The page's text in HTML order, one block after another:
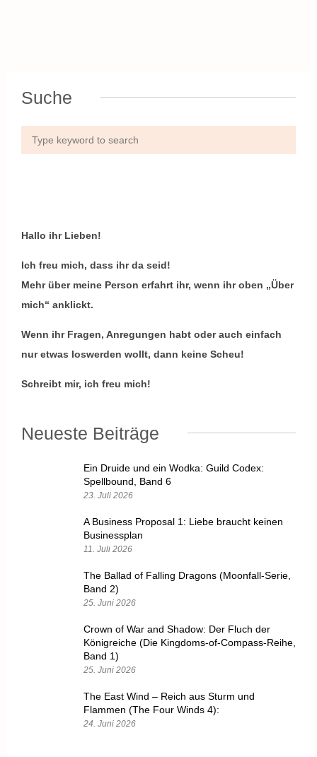
Suche
Hallo ihr Lieben!
Ich freu mich, dass ihr da seid!
Mehr über meine Person erfahrt ihr, wenn ihr oben „Über
mich“ anklickt.
Wenn ihr Fragen, Anregungen habt oder auch einfach
nur etwas loswerden wollt, dann keine Scheu!
Schreibt mir, ich freu mich!
Neueste Beiträge
Ein Druide und ein Wodka: Guild Codex:
Spellbound, Band 6
23. Juli 2026
A Business Proposal 1: Liebe braucht keinen
Businessplan
11. Juli 2026
The Ballad of Falling Dragons (Moonfall-Serie,
Band 2)
25. Juni 2026
Crown of War and Shadow: Der Fluch der
Königreiche (Die Kingdoms-of-Compass-Reihe,
Band 1)
25. Juni 2026
The East Wind – Reich aus Sturm und
Flammen (The Four Winds 4):
24. Juni 2026